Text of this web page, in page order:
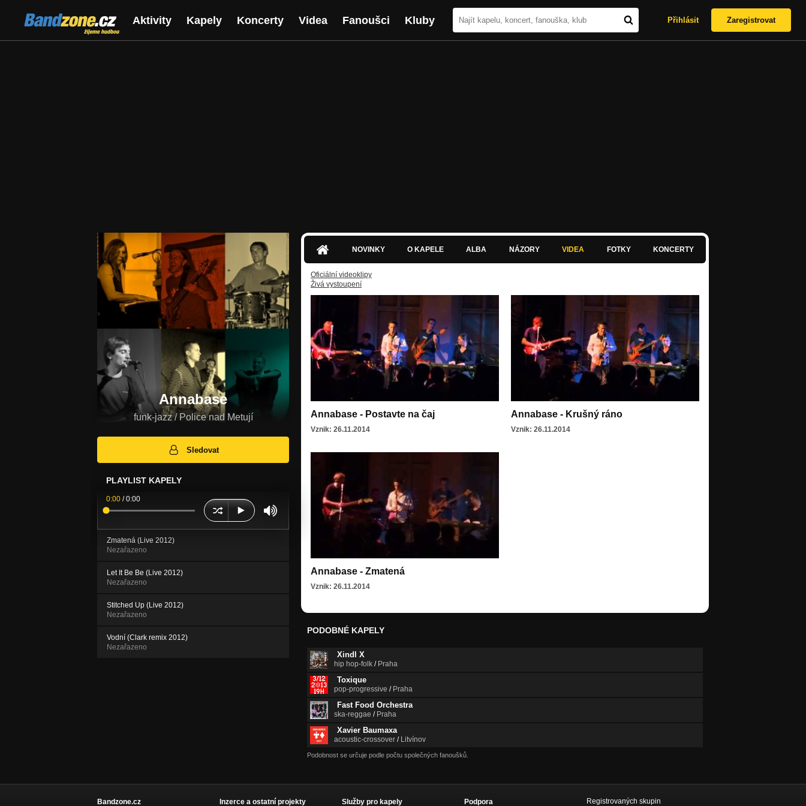
Bandzone.cz
žijeme hudbou
Aktivity Kapely Koncerty Videa Fanoušci Kluby Přihlásit Zaregistrovat
Annabase
funk-jazz / Police nad Metují
Sledovat
PLAYLIST KAPELY
0:00 /0:00
Zmatená (Live 2012)
Nezařazeno
Let It Be Be (Live 2012)
Nezařazeno
Stitched Up (Live 2012)
Nezařazeno
Vodní (Clark remix 2012)
Nezařazeno
NOVINKY O KAPELE ALBA NÁZORY VIDEA FOTKY KONCERTY
Oficiální videoklipy
Živá vystoupení
Annabase - Postavte na čaj
Vznik: 26.11.2014
Annabase - Krušný ráno
Vznik: 26.11.2014
Annabase - Zmatená
Vznik: 26.11.2014
PODOBNÉ KAPELY
Xindl X
hip hop-folk / Praha
Toxique
pop-progressive / Praha
Fast Food Orchestra
ska-reggae / Praha
Xavier Baumaxa
acoustic-crossover / Litvínov
Podobnost se určuje podle počtu společných fanoušků.
Bandzone.cz Inzerce a ostatní projekty Služby pro kapely Podpora Registrovaných skupin